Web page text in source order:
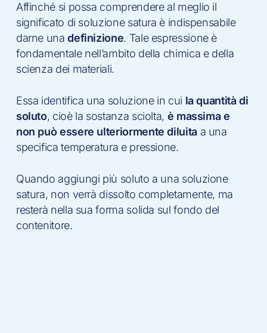
Affinché si possa comprendere al meglio il
significato di soluzione satura è indispensabile
darne unadefinizione. Tale espressione è
fondamentale nell’ambito della chimica e della
scienza dei materiali.
Essa identifica una soluzione in cui la quantità di
soluto, cioè la sostanza sciolta, è massima e
non può essere ulteriormente diluitaa una
specifica temperatura e pressione.
Quando aggiungi più soluto a una soluzione
satura, non verrà dissolto completamente, ma
resterà nella sua forma solida sul fondo del
contenitore.